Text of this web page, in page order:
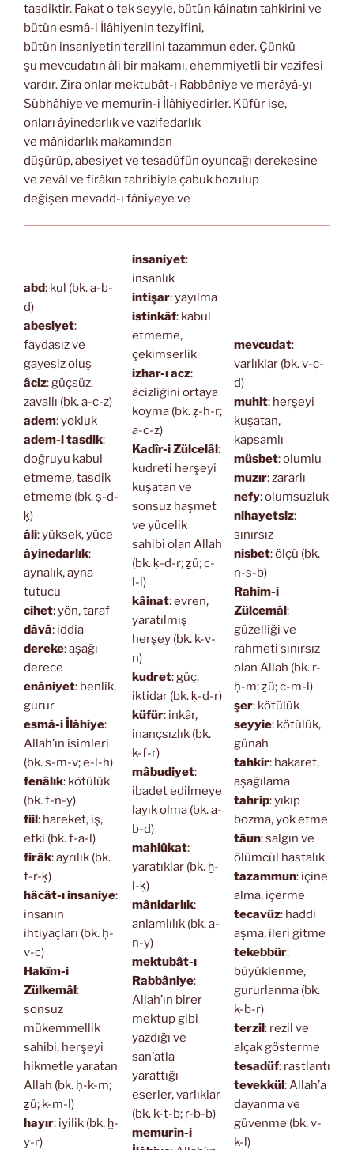
tasdiktir. Fakat o tek seyyie, bütün kâinatın tahkirini ve
bütün esmâ-i İlâhiyenin tezyifini,
bütün insaniyetin terzilini tazammun eder. Çünkü
şu mevcudatın âli bir makamı, ehemmiyetli bir vazifesi
vardır. Zira onlar mektubât-ı Rabbâniye ve merâyâ-yı
Sübhâhiye ve memurîn-i İlâhiyedirler. Küfür ise,
onları âyinedarlık ve vazifedarlık
ve mânidarlık makamından
düşürüp, abesiyet ve tesadüfün oyuncağı derekesine
ve zevâl ve firâkın tahribiyle çabuk bozulup
değişen mevadd-ı fâniyeye ve
abd: kul (bk. a-b-
d)
abesiyet:
faydasız ve
gayesiz oluş
âciz: güçsüz,
zavallı (bk. a-c-z)
adem: yokluk
adem-i tasdik:
doğruyu kabul
etmeme, tasdik
etmeme (bk. ṣ-d-
ḳ)
âli: yüksek, yüce
âyinedarlık:
aynalık, ayna
tutucu
cihet: yön, taraf
dâvâ: iddia
dereke: aşağı
derece
enâniyet: benlik,
gurur
esmâ-i İlâhiye:
Allah’ın isimleri
(bk. s-m-v; e-l-h)
fenâlık: kötülük
(bk. f-n-y)
fiil: hareket, iş,
etki (bk. f-a-l)
firâk: ayrılık (bk.
f-r-ḳ)
hâcât-ı insaniye:
insanın
ihtiyaçları (bk. ḥ-
v-c)
Hakîm-i
Zülkemâl:
sonsuz
mükemmellik
sahibi, herşeyi
hikmetle yaratan
Allah (bk. ḥ-k-m;
ẕü; k-m-l)
hayır: iyilik (bk. ḫ-
y-r)
insaniyet:
insanlık
intişar: yayılma
istinkâf: kabul
etmeme,
çekimserlik
izhar-ı acz:
âcizliğini ortaya
koyma (bk. ẓ-h-r;
a-c-z)
Kadîr-i Zülcelâl:
kudreti herşeyi
kuşatan ve
sonsuz haşmet
ve yücelik
sahibi olan Allah
(bk. ḳ-d-r; ẕü; c-
l-l)
kâinat: evren,
yaratılmış
herşey (bk. k-v-
n)
kudret: güç,
iktidar (bk. ḳ-d-r)
küfür: inkâr,
inançsızlık (bk.
k-f-r)
mâbudiyet:
ibadet edilmeye
layık olma (bk. a-
b-d)
mahlûkat:
yaratıklar (bk. ḫ-
l-ḳ)
mânidarlık:
anlamlılık (bk. a-
n-y)
mektubât-ı
Rabbâniye:
Allah’ın birer
mektup gibi
yazdığı ve
san’atla
yarattığı
eserler, varlıklar
(bk. k-t-b; r-b-b)
memurîn-i
mevcudat:
varlıklar (bk. v-c-
d)
muhit: herşeyi
kuşatan,
kapsamlı
müsbet: olumlu
muzır: zararlı
nefy: olumsuzluk
nihayetsiz:
sınırsız
nisbet: ölçü (bk.
n-s-b)
Rahîm-i
Zülcemâl:
güzelliği ve
rahmeti sınırsız
olan Allah (bk. r-
ḥ-m; ẕü; c-m-l)
şer: kötülük
seyyie: kötülük,
günah
tahkir: hakaret,
aşağılama
tahrip: yıkıp
bozma, yok etme
tâun: salgın ve
ölümcül hastalık
tazammun: içine
alma, içerme
tecavüz: haddi
aşma, ileri gitme
tekebbür:
büyüklenme,
gururlanma (bk.
k-b-r)
terzil: rezil ve
alçak gösterme
tesadüf: rastlantı
tevekkül: Allah’a
dayanma ve
güvenme (bk. v-
k-l)